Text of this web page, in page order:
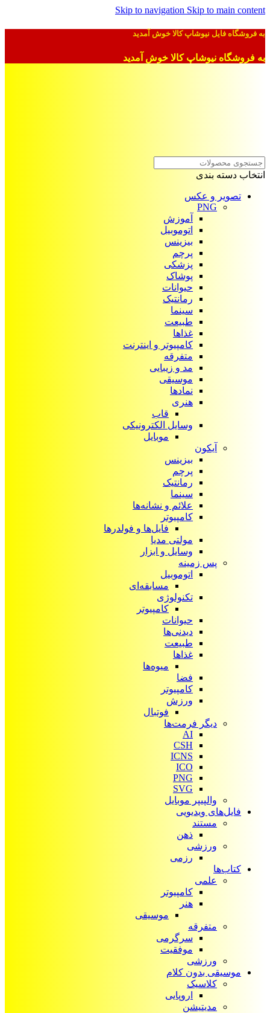
Skip to navigation Skip to main content
به فروشگاه فایل نیوشاپ کالا خوش آمدید
به فروشگاه نیوشاپ کالا خوش آمدید
انتخاب دسته بندی
تصویر و عکس
PNG
آموزش
اتوموبیل
بیزینس
پرچم
پزشکی
پوشاک
حیوانات
رمانتیک
سینما
طبیعت
غذاها
کامپیوتر و اینترنت
متفرقه
مد و زیبایی
موسیقی
نمادها
هنری
قاب
وسایل الکترونیکی
موبایل
آیکون‌
بیزینس
پرچم
رمانتیک
سینما
علائم و نشانه‌ها
کامپیوتر
فایل‌ها و فولدرها
مولتی مدیا
وسایل و ابزار
پس زمینه
اتوموبیل
مسابقه‌ای
تکنولوژی
کامپیوتر
حیوانات
دیدنی‌ها
طبیعت
غذاها
میوه‌ها
فضا
کامپیوتر
ورزش
فوتبال
دیگر فرمت‌ها
AI
CSH
ICNS
ICO
PNG
SVG
والپیپر موبایل
فایل‌های ویدیویی
مستند
ذهن
ورزشی
رزمی
کتاب‌ها
علمی
کامپیوتر
هنر
موسیقی
متفرقه
سرگرمی
موفقیت
ورزشی
موسیقی بدون کلام
کلاسیک
اروپایی
مدیتیشن